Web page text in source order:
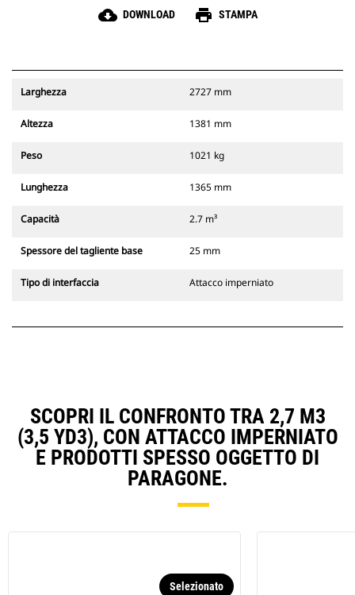
cloud_download DOWNLOAD print STAMPA
Larghezza 2727 mm
Altezza 1381 mm
Peso 1021 kg
Lunghezza 1365 mm
Capacità 2.7 m³
Spessore del tagliente base 25 mm
Tipo di interfaccia Attacco imperniato
SCOPRI IL CONFRONTO TRA 2,7 M3
(3,5 YD3), CON ATTACCO IMPERNIATO
E PRODOTTI SPESSO OGGETTO DI
PARAGONE.
Selezionato